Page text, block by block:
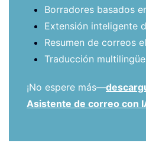
Borradores basados
Extensión inteligente
Resumen de correos
Traducción multilingüe
¡No espere más—
Asistente de correo con